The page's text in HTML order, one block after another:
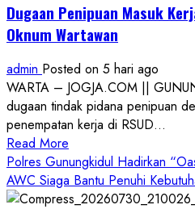
Dugaan Penipuan Masuk
Oknum Wartawan
admin Posted on 5 hari ago
WARTA – JOGJA.COM ||
dugaan tindak pidana penipuan
penempatan kerja di RSUD...
Read More
more
about
Dugaan
Polres Gunungkidul Hadirkan
AWC Siaga Bantu Penuhi